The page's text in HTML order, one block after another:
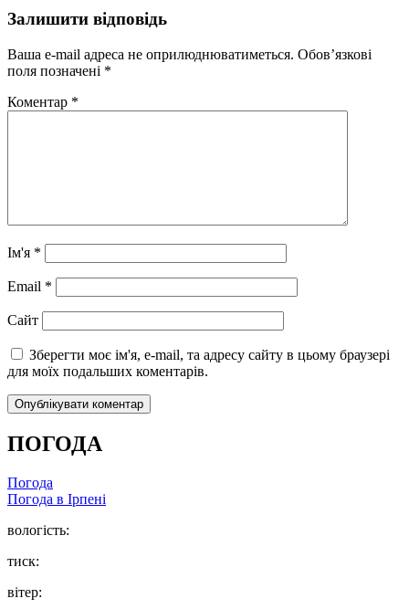
Залишити відповідь
Ваша e-mail адреса не оприлюднюватиметься. Обов’язкові
поля позначені *
Коментар *
Ім'я *
Email *
Сайт
Зберегти моє ім'я, e-mail, та адресу сайту в цьому браузері
для моїх подальших коментарів.
ПОГОДА
Погода
Погода в Ірпені
вологість:
тиск:
вітер: